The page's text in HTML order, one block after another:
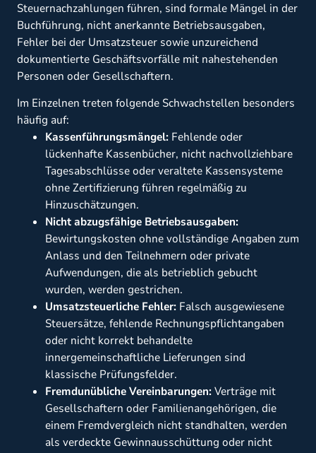
Steuernachzahlungen führen, sind formale Mängel in der
Buchführung, nicht anerkannte Betriebsausgaben,
Fehler bei der Umsatzsteuer sowie unzureichend
dokumentierte Geschäftsvorfälle mit nahestehenden
Personen oder Gesellschaftern.
Im Einzelnen treten folgende Schwachstellen besonders
häufig auf:
Kassenführungsmängel: Fehlende oder
lückenhafte Kassenbücher, nicht nachvollziehbare
Tagesabschlüsse oder veraltete Kassensysteme
ohne Zertifizierung führen regelmäßig zu
Hinzuschätzungen.
Nicht abzugsfähige Betriebsausgaben:
Bewirtungskosten ohne vollständige Angaben zum
Anlass und den Teilnehmern oder private
Aufwendungen, die als betrieblich gebucht
wurden, werden gestrichen.
Umsatzsteuerliche Fehler: Falsch ausgewiesene
Steuersätze, fehlende Rechnungspflichtangaben
oder nicht korrekt behandelte
innergemeinschaftliche Lieferungen sind
klassische Prüfungsfelder.
Fremdunübliche Vereinbarungen:Verträge mit
Gesellschaftern oder Familienangehörigen, die
einem Fremdvergleich nicht standhalten, werden
als verdeckte Gewinnausschüttung oder nicht